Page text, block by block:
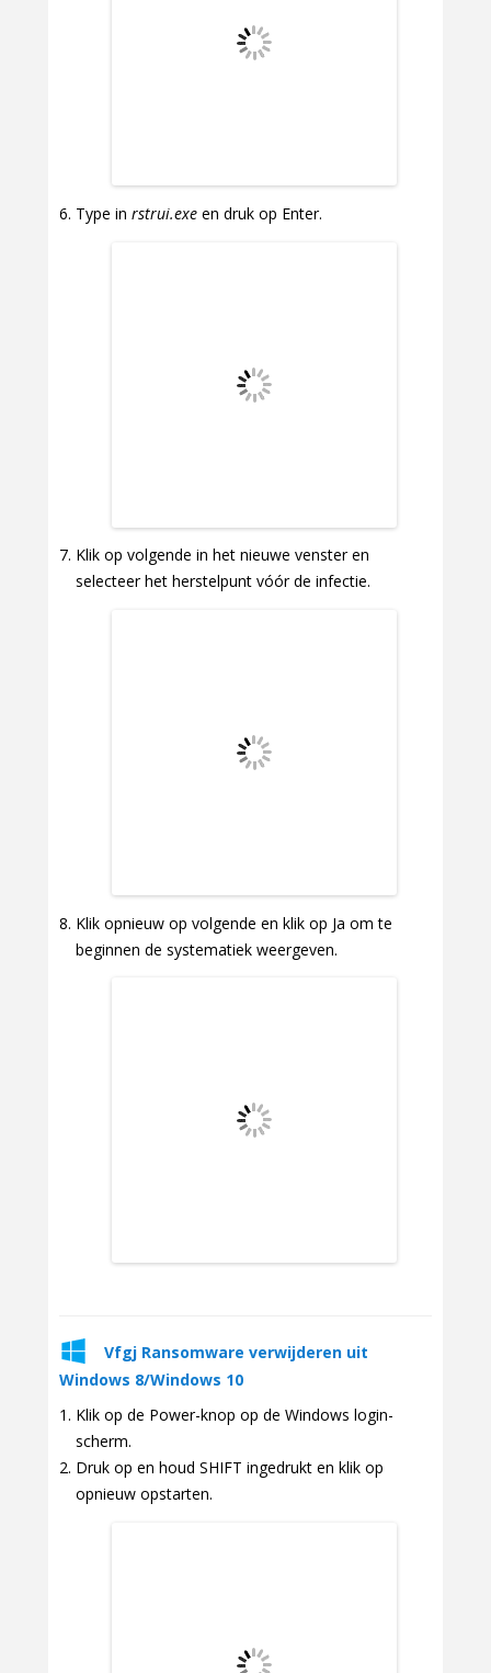
Type in rstrui.exe en druk op Enter.
Klik op volgende in het nieuwe venster en
selecteer het herstelpunt vóór de infectie.
Klik opnieuw op volgende en klik op Ja om te
beginnen de systematiek weergeven.
Vfgj Ransomware verwijderen uit
Windows 8/Windows 10
Klik op de Power-knop op de Windows login-
scherm.
Druk op en houd SHIFT ingedrukt en klik op
opnieuw opstarten.